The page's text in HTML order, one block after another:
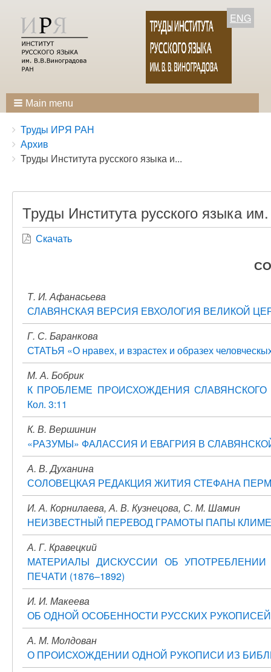
ENG
Main menu
Breadcrumbs
You
are
here:
Труды ИРЯ РАН
Архив
Труды Института русского языка и...
Труды Института русского языка
Скачать
Т. И. Афанасьева
СЛАВЯНСКАЯ ВЕРСИЯ ЕВХОЛОГИЯ ВЕЛИКОЙ
Г. С. Баранкова
СТАТЬЯ «О нравех, и взрастех и образех
М. А. Бобрик
К ПРОБЛЕМЕ ПРОИСХОЖДЕНИЯ СЛАВЯНСКОГО
Кол. 3:11
К. В. Вершинин
«РАЗУМЫ» ФАЛАССИЯ И ЕВАГРИЯ В
А. В. Духанина
СОЛОВЕЦКАЯ РЕДАКЦИЯ ЖИТИЯ СТЕФАНА
И. А. Корнилаева, А. В. Кузнецова, С. М. Шамин
НЕИЗВЕСТНЫЙ ПЕРЕВОД ГРАМОТЫ ПАПЫ
А. Г. Кравецкий
МАТЕРИАЛЫ ДИСКУССИИ ОБ
ПЕЧАТИ (1876–1892)
И. И. Макеева
ОБ ОДНОЙ ОСОБЕННОСТИ РУССКИХ РУКОПИСЕЙ
А. М. Молдован
О ПРОИСХОЖДЕНИИ ОДНОЙ РУКОПИСИ ИЗ